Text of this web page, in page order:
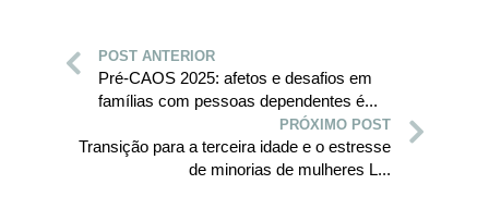
POST ANTERIOR
Pré-CAOS 2025: afetos e desafios em
famílias com pessoas dependentes é...
PRÓXIMO POST
Transição para a terceira idade e o estresse
de minorias de mulheres L...